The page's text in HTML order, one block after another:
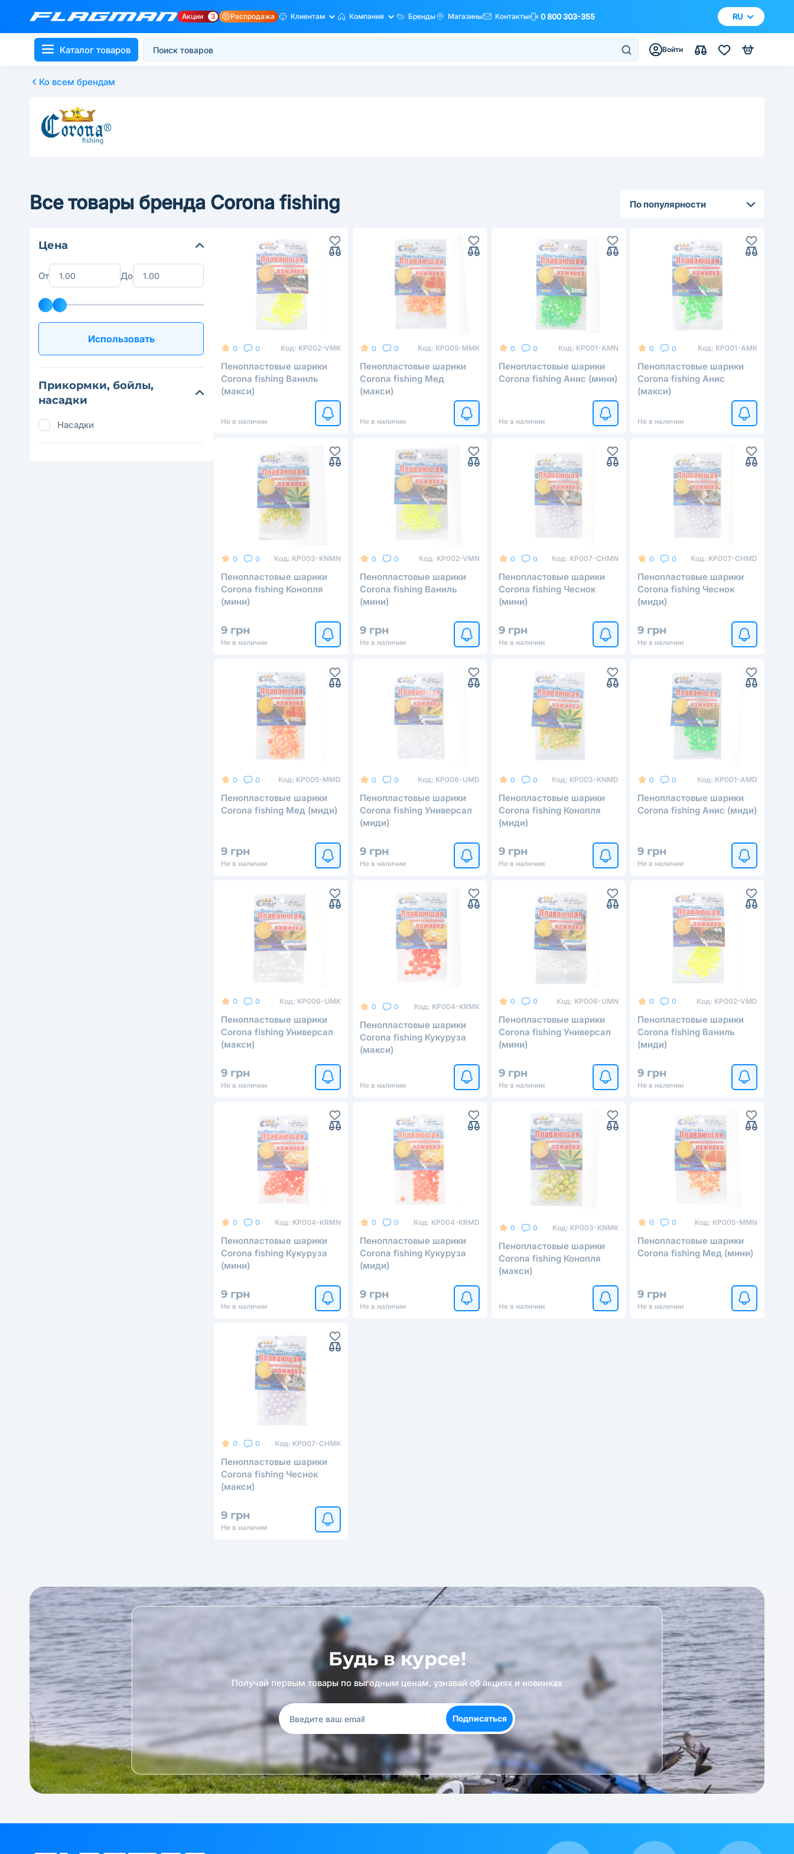
Акции 3 Распродажа Клиентам Компания Бренды Магазины Контакты 0 800 303-355 RU
Каталог товаров Войти
Ко всем брендам
Все товары бренда Corona fishing По популярности
Цена
От До
Использовать
Прикормки, бойлы,
насадки
Насадки
0 0 Код: KP002-VMK
Пенопластовые шарики
Corona fishing Ваниль
(макси)
Не в наличии
0 0 Код: KP005-MMK
Пенопластовые шарики
Corona fishing Мед
(макси)
Не в наличии
0 0 Код: KP001-AMN
Пенопластовые шарики
Corona fishing Анис (мини)
Не в наличии
0 0 Код: KP001-AMK
Пенопластовые шарики
Corona fishing Анис
(макси)
Не в наличии
0 0 Код: KP003-KNMN
Пенопластовые шарики
Corona fishing Конопля
(мини)
9 грн
Не в наличии
0 0 Код: KP002-VMN
Пенопластовые шарики
Corona fishing Ваниль
(мини)
9 грн
Не в наличии
0 0 Код: KP007-CHMN
Пенопластовые шарики
Corona fishing Чеснок
(мини)
9 грн
Не в наличии
0 0 Код: KP007-CHMD
Пенопластовые шарики
Corona fishing Чеснок
(миди)
9 грн
Не в наличии
0 0 Код: KP005-MMD
Пенопластовые шарики
Corona fishing Мед (миди)
9 грн
Не в наличии
0 0 Код: KP006-UMD
Пенопластовые шарики
Corona fishing Универсал
(миди)
9 грн
Не в наличии
0 0 Код: KP003-KNMD
Пенопластовые шарики
Corona fishing Конопля
(миди)
9 грн
Не в наличии
0 0 Код: KP001-AMD
Пенопластовые шарики
Corona fishing Анис (миди)
9 грн
Не в наличии
0 0 Код: KP006-UMK
Пенопластовые шарики
Corona fishing Универсал
(макси)
9 грн
Не в наличии
0 0 Код: KP004-KRMK
Пенопластовые шарики
Corona fishing Кукуруза
(макси)
Не в наличии
0 0 Код: KP006-UMN
Пенопластовые шарики
Corona fishing Универсал
(мини)
9 грн
Не в наличии
0 0 Код: KP002-VMD
Пенопластовые шарики
Corona fishing Ваниль
(миди)
9 грн
Не в наличии
0 0 Код: KP004-KRMN
Пенопластовые шарики
Corona fishing Кукуруза
(мини)
9 грн
Не в наличии
0 0 Код: KP004-KRMD
Пенопластовые шарики
Corona fishing Кукуруза
(миди)
9 грн
Не в наличии
0 0 Код: KP003-KNMK
Пенопластовые шарики
Corona fishing Конопля
(макси)
Не в наличии
0 0 Код: KP005-MMN
Пенопластовые шарики
Corona fishing Мед (мини)
9 грн
Не в наличии
0 0 Код: KP007-CHMK
Пенопластовые шарики
Corona fishing Чеснок
(макси)
9 грн
Не в наличии
Будь в курсе!
Получай первым товары по выгодным ценам, узнавай об акциях и новинках
Подписаться